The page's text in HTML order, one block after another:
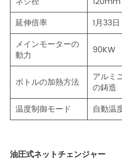
延伸倍率
1月33日
メインモーターの
動力
90KW
ボトルの加熱方法
アルミ
の鋳造
温度制御モード
自動温
油圧式ネットチェンジャー